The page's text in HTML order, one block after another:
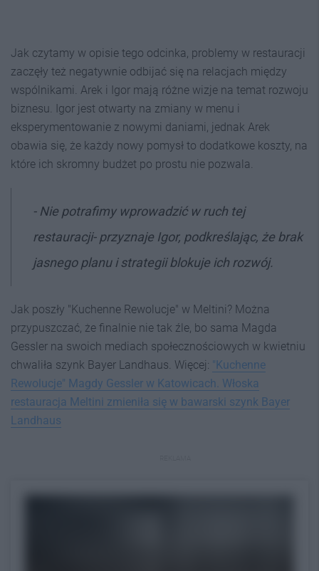
Jak czytamy w opisie tego odcinka, problemy w restauracji
zaczęły też negatywnie odbijać się na relacjach między
wspólnikami. Arek i Igor mają różne wizje na temat rozwoju
biznesu. Igor jest otwarty na zmiany w menu i
eksperymentowanie z nowymi daniami, jednak Arek
obawia się, że każdy nowy pomysł to dodatkowe koszty, na
które ich skromny budżet po prostu nie pozwala.
- Nie potrafimy wprowadzić w ruch tej
restauracji- przyznaje Igor, podkreślając, że brak
jasnego planu i strategii blokuje ich rozwój.
Jak poszły "Kuchenne Rewolucje" w Meltini? Można
przypuszczać, że finalnie nie tak źle, bo sama Magda
Gessler na swoich mediach społecznościowych w kwietniu
chwaliła szynk Bayer Landhaus. Więcej: "Kuchenne
Rewolucje" Magdy Gessler w Katowicach. Włoska
restauracja Meltini zmieniła się w bawarski szynk Bayer
Landhaus